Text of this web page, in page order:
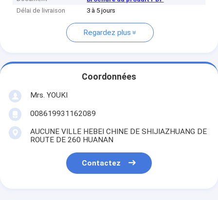
Délai de livraison
3 à 5 jours
Regardez plus
Coordonnées
Mrs. YOUKI
008619931162089
AUCUNE VILLE HEBEI CHINE DE SHIJIAZHUANG DE
ROUTE DE 260 HUANAN
Contactez